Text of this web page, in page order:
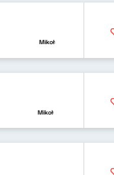
Mikołaj Tyczyński, Klaudia
Mikołaj Tyczyński, Klaudia